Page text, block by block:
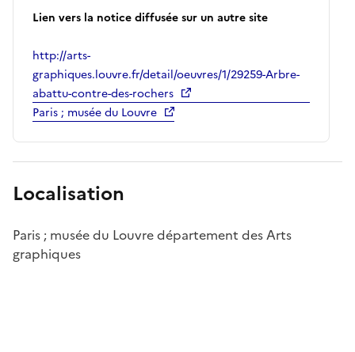
Lien vers la notice diffusée sur un autre site
http://arts-
graphiques.louvre.fr/detail/oeuvres/1/29259-Arbre-
abattu-contre-des-rochers
Paris ; musée du Louvre
Localisation
Paris ; musée du Louvre département des Arts
graphiques